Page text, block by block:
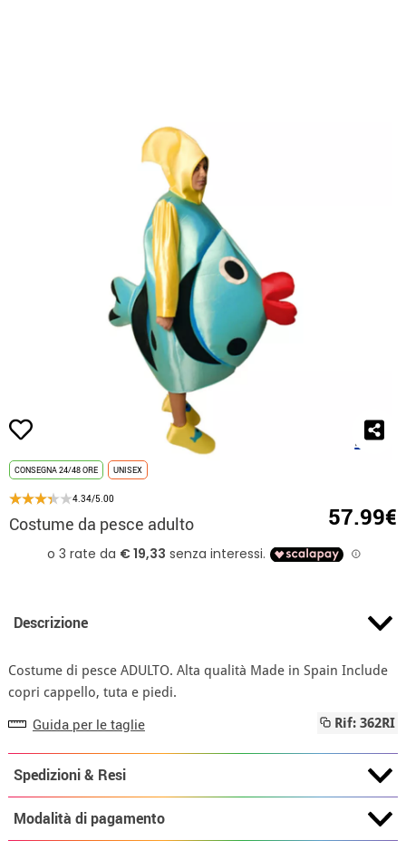
CONSEGNA 24/48 ORE UNISEX
4.34/5.00
Costume da pesce adulto 57.99€
Descrizione
Costume di pesce ADULTO. Alta qualità Made in Spain Include
copri cappello, tuta e piedi.
Guida per le taglie Rif: 362RI
Spedizioni & Resi
Modalità di pagamento